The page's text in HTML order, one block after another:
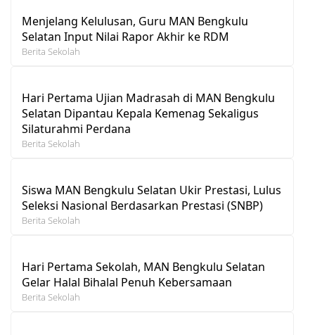
Menjelang Kelulusan, Guru MAN Bengkulu
Selatan Input Nilai Rapor Akhir ke RDM
Berita Sekolah
Hari Pertama Ujian Madrasah di MAN Bengkulu
Selatan Dipantau Kepala Kemenag Sekaligus
Silaturahmi Perdana
Berita Sekolah
Siswa MAN Bengkulu Selatan Ukir Prestasi, Lulus
Seleksi Nasional Berdasarkan Prestasi (SNBP)
Berita Sekolah
Hari Pertama Sekolah, MAN Bengkulu Selatan
Gelar Halal Bihalal Penuh Kebersamaan
Berita Sekolah